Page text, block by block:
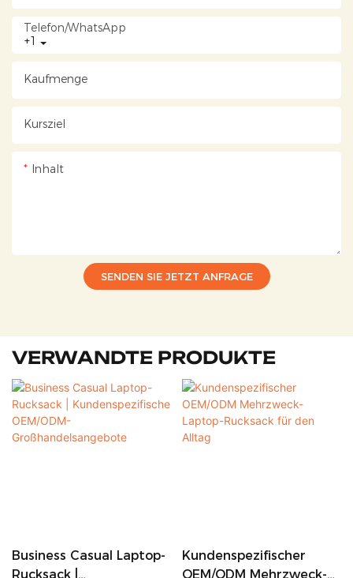
+1
Telefon/WhatsApp
Kaufmenge
Kursziel
Inhalt
SENDEN SIE JETZT ANFRAGE
VERWANDTE PRODUKTE
Business Casual Laptop-
Rucksack |
Kundenspezifischer
OEM/ODM Mehrzweck-